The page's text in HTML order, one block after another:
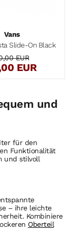
Vans
Slide-On Black
EUR
EUR
und
für den
Funktionalität
und stilvoll
– ihre leichte
Kombiniere
Oberteil